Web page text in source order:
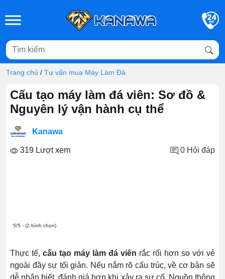
Trang chủ / Tư vấn mua Máy Làm Đá
Cấu tạo máy làm đá viên: Sơ đồ &
Nguyên lý vận hành cụ thể
Kanawa
319 Lượt xem 0 Hỏi đáp
5/5 - (2 bình chọn)
Thực tế, cấu tạo máy làm đá viên rắc rối hơn so với vẻ
ngoài đầy sự tối giản. Nếu nắm rõ cấu trúc, về cơ bản sẽ
dễ nhận biết, đánh giá hơn khi xảy ra sự cố. Nguồn thông